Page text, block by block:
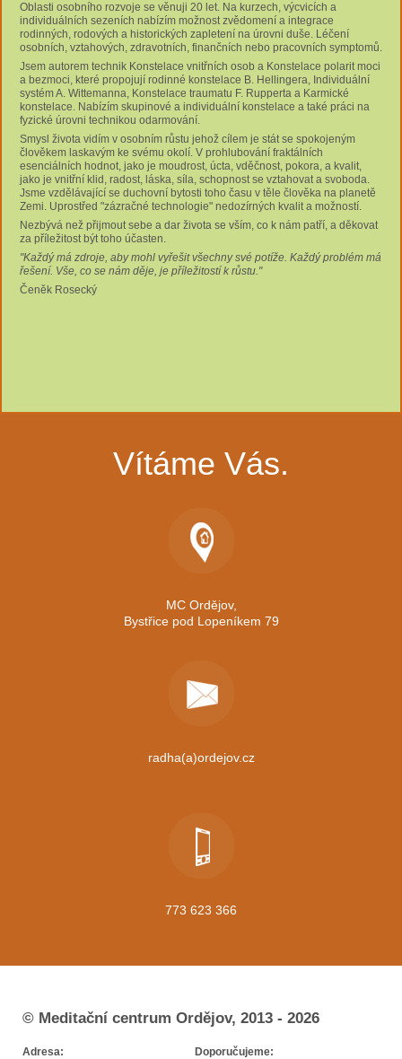
Oblasti osobního rozvoje se věnuji 20 let. Na kurzech, výcvicích a
individuálních sezeních nabízím možnost zvědomení a integrace
rodinných, rodových a historických zapletení na úrovni duše. Léčení
osobních, vztahových, zdravotních, finančních nebo pracovních symptomů.
Jsem autorem technik Konstelace vnitřních osob a Konstelace polarit moci
a bezmoci, které propojují rodinné konstelace B. Hellingera, Individuální
systém A. Wittemanna, Konstelace traumatu F. Rupperta a Karmické
konstelace. Nabízím skupinové a individuální konstelace a také práci na
fyzické úrovni technikou odarmování.
Smysl života vidím v osobním růstu jehož cílem je stát se spokojeným
člověkem laskavým ke svému okolí. V prohlubování fraktálních
esenciálních hodnot, jako je moudrost, úcta, vděčnost, pokora, a kvalit,
jako je vnitřní klid, radost, láska, síla, schopnost se vztahovat a svoboda.
Jsme vzdělávající se duchovní bytosti toho času v těle člověka na planetě
Zemi. Uprostřed "zázračné technologie" nedozírných kvalit a možností.
Nezbývá než přijmout sebe a dar života se vším, co k nám patří, a děkovat
za příležitost být toho účasten.
"Každý má zdroje, aby mohl vyřešit všechny své potíže. Každý problém má
řešení. Vše, co se nám děje, je příležitostí k růstu."
Čeněk Rosecký
Vítáme Vás.
MC Ordějov,
Bystřice pod Lopeníkem 79
radha(a)ordejov.cz
773 623 366
© Meditační centrum Ordějov, 2013 - 2026
Adresa: Doporučujeme: